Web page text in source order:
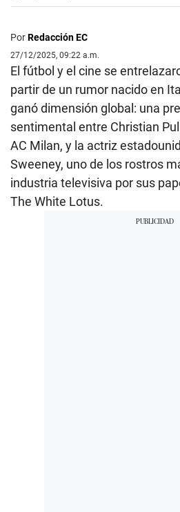
PorRedacción EC
27/12/2025, 09:22 a.m.
El fútbol y el cine se
partir de un rumor nacido en
ganó dimensión global: una
sentimental entre Christian
AC Milan, y la actriz
Sweeney, uno de los rostros
industria televisiva por sus
The White Lotus.